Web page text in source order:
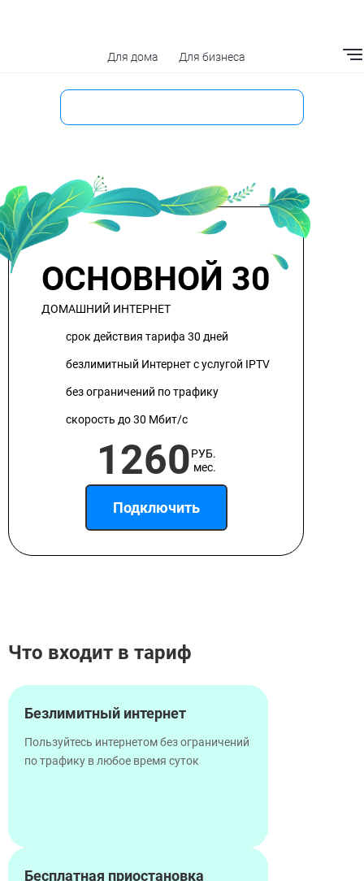
Для дома Для бизнеса
ОСНОВНОЙ 30
ДОМАШНИЙ ИНТЕРНЕТ
срок действия тарифа 30 дней
безлимитный Интернет с услугой IPTV
без ограничений по трафику
скорость до 30 Мбит/с
1260РУБ.
мес.
Подключить
Что входит в тариф
Безлимитный интернет
Пользуйтесь интернетом без ограничений
по трафику в любое время суток
Бесплатная приостановка